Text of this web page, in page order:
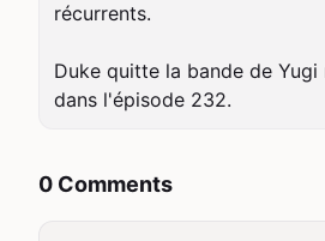
récurrents.
Duke quitte la bande de Yugi
dans l'épisode 232.
0 Comments